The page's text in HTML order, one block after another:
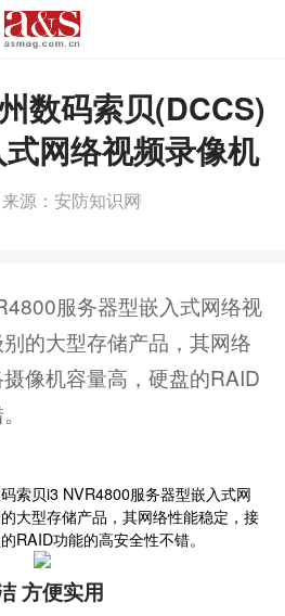
数码索贝(DCCS)
网络视频录像机
来源：安防知识网
服务器型嵌入式网络视
的大型存储产品，其网络
像机容量高，硬盘的RAID
索贝i3 NVR4800服务器型嵌入式网
大型存储产品，其网络性能稳定，接
RAID功能的高安全性不错。
方便实用